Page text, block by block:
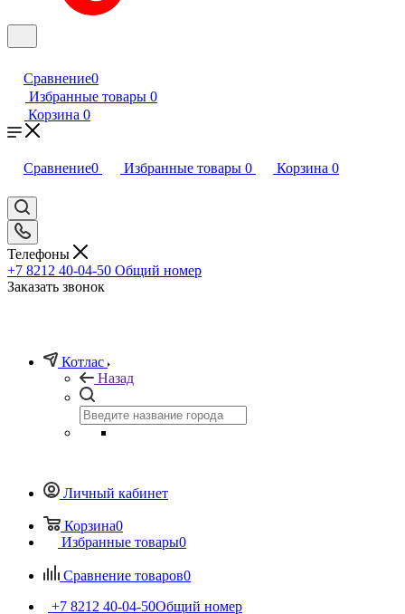
Сравнение0
Избранные товары 0
Корзина 0
Сравнение0 Избранные товары 0 Корзина 0
Телефоны
+7 8212 40-04-50 Общий номер
Заказать звонок
Котлас
Назад
Личный кабинет
Корзина0
Избранные товары0
Сравнение товаров0
+7 8212 40-04-50Общий номер